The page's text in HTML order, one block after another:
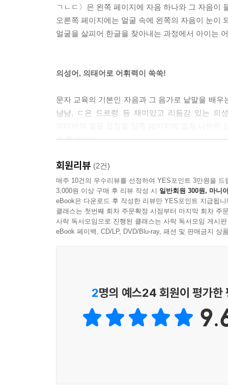
ㄱㄴㄷ〉은 왼쪽 페이지에 자음 하나와 그 자음이
오른쪽 페이지에는 얼굴 속에 왼쪽의 자음이 눈이
얼굴을 살피어 한글을 찾아내는 과정에서 아이는
의성어, 의태어로 어휘력이 쑥쑥!
문자 교육의 기본인 자음과 그 음가로 낱말을 배
냠냠, ㄷ은 드르렁 등 재미있고 리듬감 있는 의
수 있습니다.
하나 더!
〈하나 더!〉에서는 자음이 들어간 다양한 의
부모님들에게 많은 도움이 되어 드릴 것입니다.
회원리뷰 (2건)
매주 10건의 우수리뷰를 선정하여 YES포인트 3만원을 드
3,000원 이상 구매 후 리뷰 작성 시 일반회원 300원, 마니
eBook은 다운로드 후 작성한 리뷰만 YES포인트 지급됩니
클래스는 첫번째 회차 주문확정 시점부터 마지막 회차 주
사락 독서모임으로 진행된 클래스는 사락 독서모임 게시
eBook 페이백, CD/LP, DVD/Blu-ray, 패션 및 판매금지 상
2명의 예스24 회원이 평가한